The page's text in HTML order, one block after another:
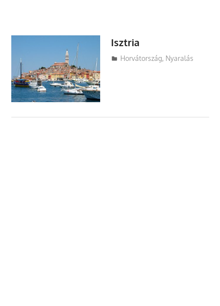
Isztria
Utazasok.org
Horvátország, Nyaralás